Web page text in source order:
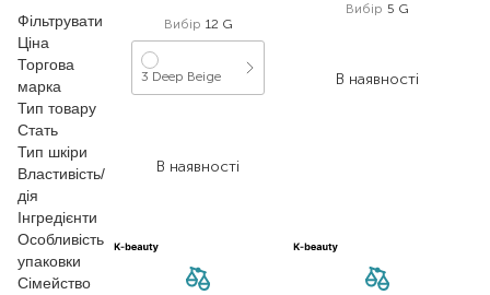
Фільтрувати
Ціна
Торгова
марка
Тип товару
Стать
Тип шкіри
Властивість/
дія
Інгредієнти
Особливість
упаковки
Сімейство
Вибір 12 G
3 Deep Beige
В наявності
Вибір 5 G
В наявності